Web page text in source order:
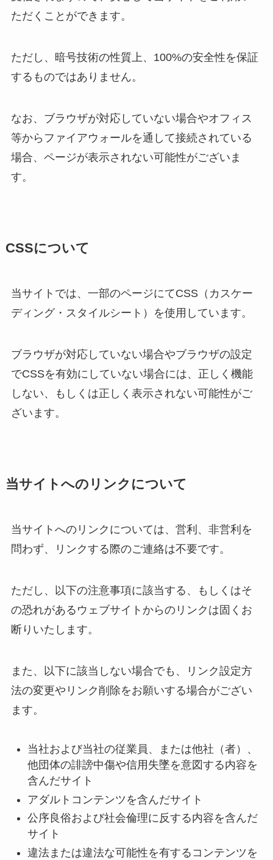
ただくことができます。
ただし、暗号技術の性質上、100%の安全性を保証
するものではありません。
なお、ブラウザが対応していない場合やオフィス
等からファイアウォールを通して接続されている
場合、ページが表示されない可能性がございま
す。
CSSについて
当サイトでは、一部のページにてCSS（カスケー
ディング・スタイルシート）を使用しています。
ブラウザが対応していない場合やブラウザの設定
でCSSを有効にしていない場合には、正しく機能
しない、もしくは正しく表示されない可能性がご
ざいます。
当サイトへのリンクについて
当サイトへのリンクについては、営利、非営利を
問わず、リンクする際のご連絡は不要です。
ただし、以下の注意事項に該当する、もしくはそ
の恐れがあるウェブサイトからのリンクは固くお
断りいたします。
また、以下に該当しない場合でも、リンク設定方
法の変更やリンク削除をお願いする場合がござい
ます。
当社および当社の従業員、または他社（者）、
他団体の誹謗中傷や信用失墜を意図する内容を
含んだサイト
アダルトコンテンツを含んだサイト
公序良俗および社会倫理に反する内容を含んだ
サイト
違法または違法な可能性を有するコンテンツを